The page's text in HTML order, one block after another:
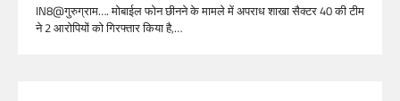
IN8@गुरुग्राम…. मोबाईल फोन छीनने के मामले में अपराध शाखा सैक्टर 40 की टीम
ने 2 आरोपियों को गिरफ्तार किया है,…